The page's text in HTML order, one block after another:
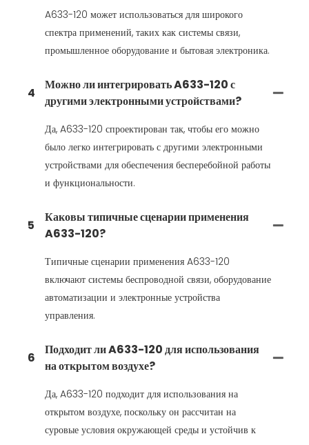
A633-120 может использоваться для широкого
спектра применений, таких как системы связи,
промышленное оборудование и бытовая электроника.
4
Можно ли интегрировать A633-120 с
другими электронными устройствами?
Да, A633-120 спроектирован так, чтобы его можно
было легко интегрировать с другими электронными
устройствами для обеспечения бесперебойной работы
и функциональности.
5
Каковы типичные сценарии применения
A633-120?
Типичные сценарии применения A633-120
включают системы беспроводной связи, оборудование
автоматизации и электронные устройства
управления.
6
Подходит ли A633-120 для использования
на открытом воздухе?
Да, A633-120 подходит для использования на
открытом воздухе, поскольку он рассчитан на
суровые условия окружающей среды и устойчив к